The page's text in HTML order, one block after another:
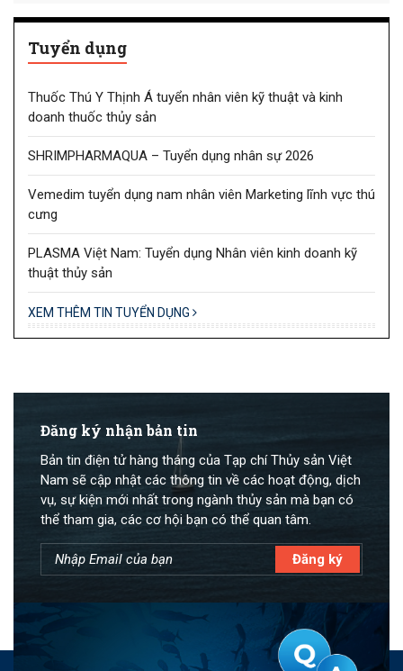
Tuyển dụng
Thuốc Thú Y Thịnh Á tuyển nhân viên kỹ thuật và kinh
doanh thuốc thủy sản
SHRIMPHARMAQUA – Tuyển dụng nhân sự 2026
Vemedim tuyển dụng nam nhân viên Marketing lĩnh vực thú
cưng
PLASMA Việt Nam: Tuyển dụng Nhân viên kinh doanh kỹ
thuật thủy sản
XEM THÊM TIN TUYỂN DỤNG
Đăng ký nhận bản tin
Bản tin điện tử hàng tháng của Tạp chí Thủy sản Việt
Nam sẽ cập nhật các thông tin về các hoạt động, dịch
vụ, sự kiện mới nhất trong ngành thủy sản mà bạn có
thể tham gia, các cơ hội bạn có thể quan tâm.